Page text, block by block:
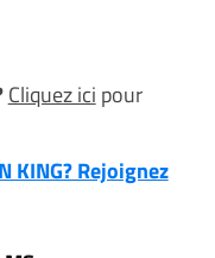
Cliquez ici pour
KING? Rejoignez